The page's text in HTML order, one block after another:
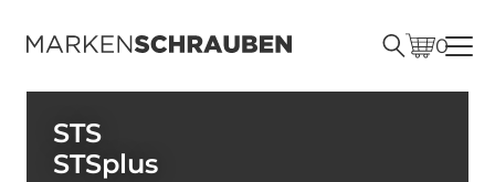
0
STS
STSplus